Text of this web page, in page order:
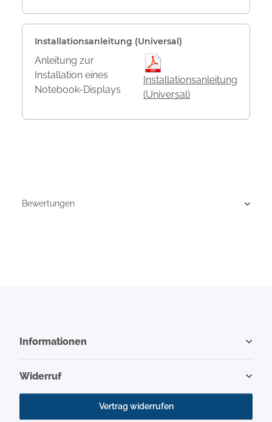
Installationsanleitung (Universal)
Anleitung zur
Installation eines
Notebook-Displays
Installationsanleitung
(Universal)
Bewertungen
Informationen
Widerruf
Vertrag widerrufen